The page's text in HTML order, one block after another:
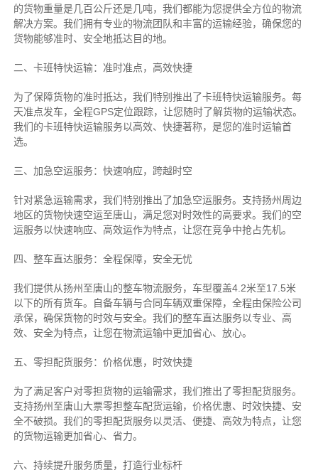
的货物重量是几百公斤还是几吨，我们都能为您提供全方位的物流
解决方案。我们拥有专业的物流团队和丰富的运输经验，确保您的
货物能够准时、安全地抵达目的地。
二、卡班特快运输：准时准点，高效快捷
为了保障货物的准时抵达，我们特别推出了卡班特快运输服务。每
天准点发车，全程GPS定位跟踪，让您随时了解货物的运输状态。
我们的卡班特快运输服务以高效、快捷著称，是您的准时运输首
选。
三、加急空运服务：快速响应，跨越时空
针对紧急运输需求，我们特别推出了加急空运服务。支持扬州周边
地区的货物快速空运至唐山，满足您对时效性的高要求。我们的空
运服务以快速响应、高效运作为特点，让您在竞争中抢占先机。
四、整车直达服务：全程保障，安全无忧
我们提供从扬州至唐山的整车物流服务，车型覆盖4.2米至17.5米
以下的所有货车。自备车辆与合同车辆双重保障，全程由保险公司
承保，确保货物的时效与安全。我们的整车直达服务以专业、高
效、安全为特点，让您在物流运输中更加省心、放心。
五、零担配货服务：价格优惠，时效快捷
为了满足客户对零担货物的运输需求，我们推出了零担配货服务。
支持扬州至唐山大票零担整车配货运输，价格优惠、时效快捷、安
全不破损。我们的零担配货服务以灵活、便捷、高效为特点，让您
的货物运输更加省心、省力。
六、持续提升服务质量，打造行业标杆